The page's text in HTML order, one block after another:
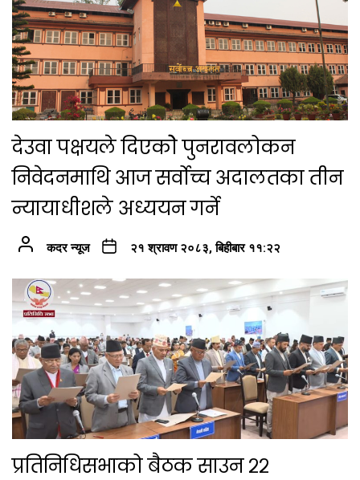
देउवा पक्षयले दिएकोे पुनरावलोकन
निवेदनमाथि आज सर्वोच्च अदालतका तीन
न्यायाधीशले अध्ययन गर्ने
कदर न्यूज २१ श्रावण २०८३, बिहीबार ११:२२
प्रतिनिधिसभाको बैठक साउन २२